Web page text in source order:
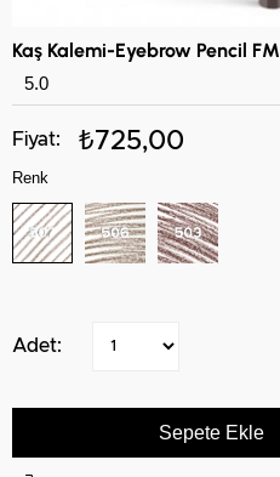
Kaş Kalemi-Eyebrow Pencil FM
5.0
₺725,00
Renk